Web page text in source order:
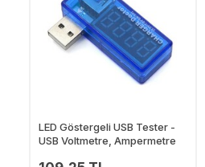
LED Göstergeli USB Tester -
USB Voltmetre, Ampermetre